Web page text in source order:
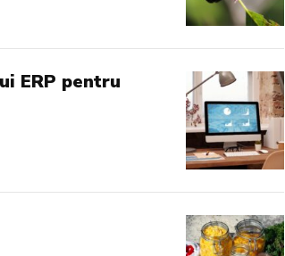
ERP pentru